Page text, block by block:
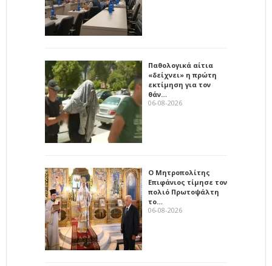
Παθολογικά αίτια
«δείχνει» η πρώτη
εκτίμηση για τον
θάν…
06-08-2026
Ο Μητροπολίτης
Επιφάνιος τίμησε τον
πολιό Πρωτοψάλτη
το…
06-08-2026